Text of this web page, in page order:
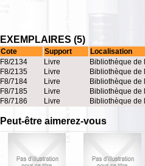
EXEMPLAIRES (5)
Cote Support
Localisation
F8/2134
Livre
Bibliothèque de
F8/2135
Livre
Bibliothèque de
F8/7184
Livre
Bibliothèque de
F8/7185
Livre
Bibliothèque de
F8/7186
Livre Bibliothèque de
Peut-être aimerez-vous